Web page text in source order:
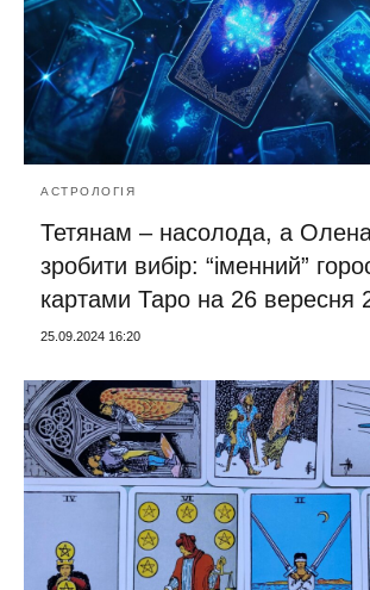
АСТРОЛОГІЯ
Тетянам – насолода, а
зробити вибір: “іменний”
картами Таро на 26 вересня
25.09.2024 16:20